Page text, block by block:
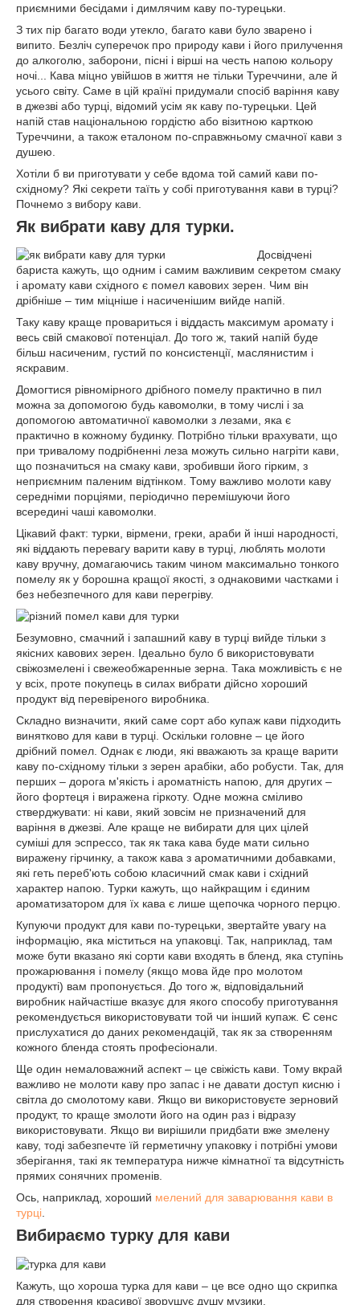
приємними бесідами і димлячим каву по-турецьки.
З тих пір багато води утекло, багато кави було зварено і
випито. Безліч суперечок про природу кави і його прилучення
до алкоголю, заборони, пісні і вірші на честь напою кольору
ночі... Кава міцно увійшов в життя не тільки Туреччини, але й
усього світу. Саме в цій країні придумали спосіб варіння каву
в джезві або турці, відомий усім як каву по-турецьки. Цей
напій став національною гордістю або візитною карткою
Туреччини, а також еталоном по-справжньому смачної кави з
душею.
Хотіли б ви приготувати у себе вдома той самий кави по-
східному? Які секрети таїть у собі приготування кави в турці?
Почнемо з вибору кави.
Як вибрати каву для турки.
Досвідчені
бариста кажуть, що одним і самим важливим секретом смаку
і аромату кави східного є помел кавових зерен. Чим він
дрібніше – тим міцніше і насиченішим вийде напій.
Таку каву краще провариться і віддасть максимум аромату і
весь свій смакової потенціал. До того ж, такий напій буде
більш насиченим, густий по консистенції, маслянистим і
яскравим.
Домогтися рівномірного дрібного помелу практично в пил
можна за допомогою будь кавомолки, в тому числі і за
допомогою автоматичної кавомолки з лезами, яка є
практично в кожному будинку. Потрібно тільки врахувати, що
при тривалому подрібненні леза можуть сильно нагріти кави,
що позначиться на смаку кави, зробивши його гірким, з
неприємним паленим відтінком. Тому важливо молоти каву
середніми порціями, періодично перемішуючи його
всередині чаші кавомолки.
Цікавий факт: турки, вірмени, греки, араби й інші народності,
які віддають перевагу варити каву в турці, люблять молоти
каву вручну, домагаючись таким чином максимально тонкого
помелу як у борошна кращої якості, з однаковими частками і
без небезпечного для кави перегріву.
Безумовно, смачний і запашний каву в турці вийде тільки з
якісних кавових зерен. Ідеально було б використовувати
свіжозмелені і свежеобжаренные зерна. Така можливість є не
у всіх, проте покупець в силах вибрати дійсно хороший
продукт від перевіреного виробника.
Складно визначити, який саме сорт або купаж кави підходить
винятково для кави в турці. Оскільки головне – це його
дрібний помел. Однак є люди, які вважають за краще варити
каву по-східному тільки з зерен арабіки, або робусти. Так, для
перших – дорога м'якість і ароматність напою, для других –
його фортеця і виражена гіркоту. Одне можна сміливо
стверджувати: ні кави, який зовсім не призначений для
варіння в джезві. Але краще не вибирати для цих цілей
суміші для эспрессо, так як така кава буде мати сильно
виражену гірчинку, а також кава з ароматичними добавками,
які геть переб'ють собою класичний смак кави і східний
характер напою. Турки кажуть, що найкращим і єдиним
ароматизатором для їх кава є лише щепочка чорного перцю.
Купуючи продукт для кави по-турецьки, звертайте увагу на
інформацію, яка міститься на упаковці. Так, наприклад, там
може бути вказано які сорти кави входять в бленд, яка ступінь
прожарювання і помелу (якщо мова йде про молотом
продукті) вам пропонується. До того ж, відповідальний
виробник найчастіше вказує для якого способу приготування
рекомендується використовувати той чи інший купаж. Є сенс
прислухатися до даних рекомендацій, так як за створенням
кожного бленда стоять професіонали.
Ще один немаловажний аспект – це свіжість кави. Тому вкрай
важливо не молоти каву про запас і не давати доступ кисню і
світла до смолотому кави. Якщо ви використовуєте зерновий
продукт, то краще змолоти його на один раз і відразу
використовувати. Якщо ви вирішили придбати вже змелену
каву, тоді забезпечте їй герметичну упаковку і потрібні умови
зберігання, такі як температура нижче кімнатної та відсутність
прямих сонячних променів.
Ось, наприклад, хороший мелений для заварювання кави в
турці.
Вибираємо турку для кави
Кажуть, що хороша турка для кави – це все одно що скрипка
для створення красивої зворушує душу музики.